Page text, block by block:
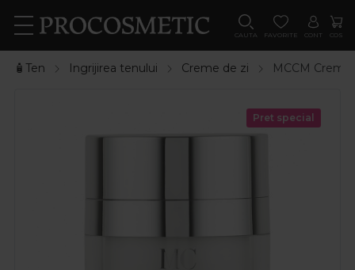
CAUTA FAVORITE CONT COS
🧴Ten Ingrijirea tenului Creme de zi MCCM
Pret special